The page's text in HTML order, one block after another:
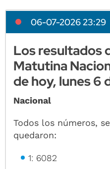
06-07-2026 23:29
Los resultados
Matutina
de hoy, lunes 6
Nacional
Todos los números,
quedaron:
1: 6082